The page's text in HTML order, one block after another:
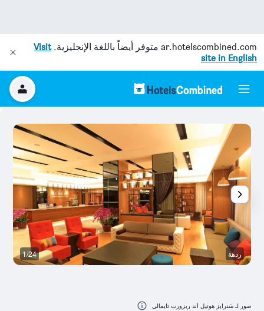
ar.hotelscombined.com متوفر أيضاً باللغة الإنجليزية.Visit
site in English
ردهة 1/24
صور لـ سَنرايز هوتيل آند ريزورت تايمالي